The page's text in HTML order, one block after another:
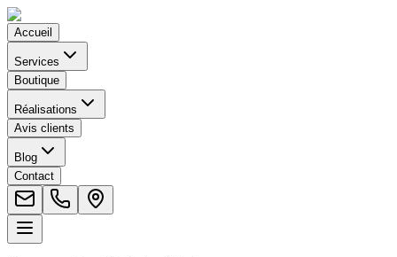
Accueil
Services
Boutique
Réalisations
Avis clients
Blog
Contact